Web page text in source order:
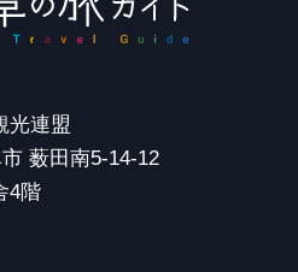
連盟
薮田南5-14-12
4階